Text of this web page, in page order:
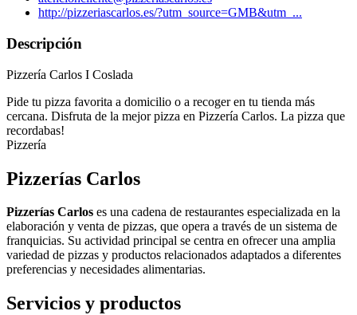
http://pizzeriascarlos.es/?utm_source=GMB&utm_...
Descripción
Pizzería Carlos I Coslada
Pide tu pizza favorita a domicilio o a recoger en tu tienda más
cercana. Disfruta de la mejor pizza en Pizzería Carlos. La pizza que
recordabas!
Pizzería
Pizzerías Carlos
Pizzerías Carlos es una cadena de restaurantes especializada en la
elaboración y venta de pizzas, que opera a través de un sistema de
franquicias. Su actividad principal se centra en ofrecer una amplia
variedad de pizzas y productos relacionados adaptados a diferentes
preferencias y necesidades alimentarias.
Servicios y productos